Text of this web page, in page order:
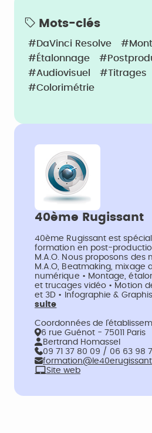
Mots-clés
#DaVinci Resolve
#étalonnage
#Audiovisuel
#Titrages
#Colorimétrie
40ème Rugissant
40ème Rugissant est
formation en post-
M.A.O. Nous proposons des
M.A.O, Beatmaking, mixage
numérique • Montage,
et trucages vidéo • Motion
et 3D • Infographie &
suite
Coordonnées de
6 rue Guénot - 75011 Paris
Bertrand Homassel
09 71 37 80 09 / 06 63 98
Site web